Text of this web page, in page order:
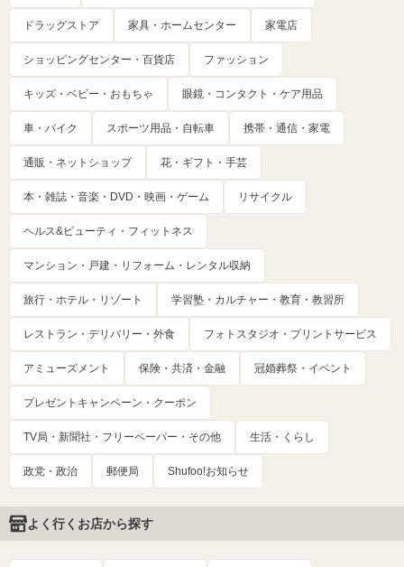
ドラッグストア 家具・ホームセンター 家電店
ショッピングセンター・百貨店 ファッション
キッズ・ベビー・おもちゃ 眼鏡・コンタクト・ケア用品
車・バイク スポーツ用品・自転車 携帯・通信・家電
通販・ネットショップ 花・ギフト・手芸
本・雑誌・音楽・DVD・映画・ゲーム リサイクル
ヘルス&ビューティ・フィットネス
マンション・戸建・リフォーム・レンタル収納
旅行・ホテル・リゾート 学習塾・カルチャー・教育・教習所
レストラン・デリバリー・外食 フォトスタジオ・プリントサービス
アミューズメント 保険・共済・金融 冠婚葬祭・イベント
プレゼントキャンペーン・クーポン
TV局・新聞社・フリーペーパー・その他 生活・くらし
政党・政治 郵便局 Shufoo!お知らせ
よく行くお店から探す